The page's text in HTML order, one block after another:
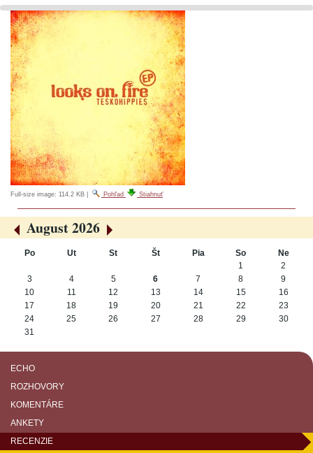
Full-size image: 114.2 KB Pohľad Stiahnuť
«
August 2026
»
Po Ut St Št Pia So
Ne
1
2
3
4 5 6 7 8
9
10
11 12 13 14 15
16
17
18 19 20 21 22
23
24
25 26 27 28 29
30
31
ECHO
ROZHOVORY
KOMENTÁRE
ANKETY
RECENZIE